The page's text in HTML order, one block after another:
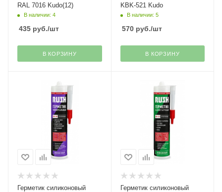
RAL 7016 Kudo(12)
В наличии: 4
435 руб./шт
В КОРЗИНУ
KBK-521 Kudo
В наличии: 5
570руб./шт
В КОРЗИНУ
Герметик силиконовый
Герметик силиконовый